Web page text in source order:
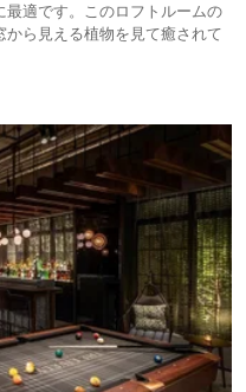
最適です。このロフトルームの
ら見える植物を見て癒されて